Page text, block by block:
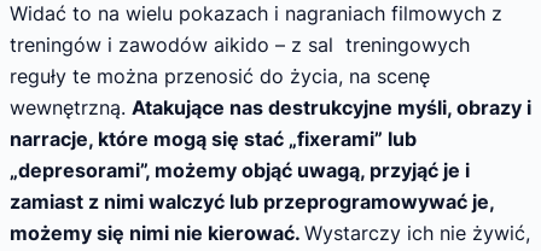
Widać to na wielu pokazach i nagraniach filmowych z
treningów i zawodów aikido – z sal treningowych
reguły te można przenosić do życia, na scenę
wewnętrzną. Atakujące nas destrukcyjne myśli, obrazy i
narracje, które mogą się stać „fixerami” lub
„depresorami”, możemy objąć uwagą, przyjąć je i
zamiast z nimi walczyć lub przeprogramowywać je,
możemy się nimi nie kierować. Wystarczy ich nie żywić,